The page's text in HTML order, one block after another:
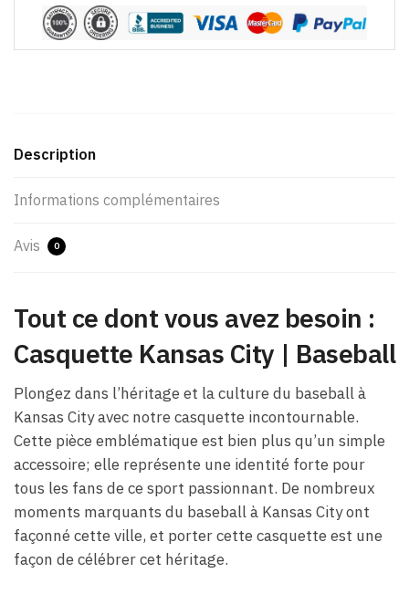
Description
Informations complémentaires
Avis 0
Tout ce dont vous avez besoin :
Casquette Kansas City | Baseball
Plongez dans l’héritage et la culture du baseball à
Kansas City avec notre casquette incontournable.
Cette pièce emblématique est bien plus qu’un simple
accessoire; elle représente une identité forte pour
tous les fans de ce sport passionnant. De nombreux
moments marquants du baseball à Kansas City ont
façonné cette ville, et porter cette casquette est une
façon de célébrer cet héritage.